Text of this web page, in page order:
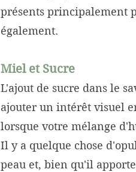
présents principalement
également.
Miel et Sucre
L'ajout de sucre dans le
ajouter un intérêt visuel
lorsque votre mélange
Il y a quelque chose
peau et, bien qu'il